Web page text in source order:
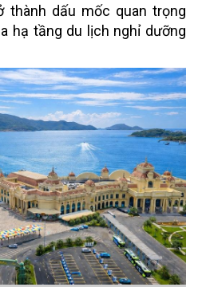
thành dấu mốc quan trọng
hạ tầng du lịch nghỉ dưỡng